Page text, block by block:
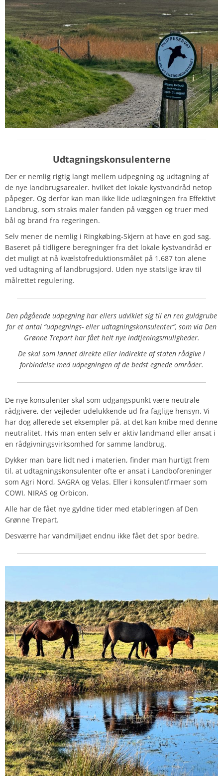
Udtagningskonsulenterne
Der er nemlig rigtig langt mellem udpegning og udtagning af
de nye landbrugsarealer. hvilket det lokale kystvandråd netop
påpeger. Og derfor kan man ikke lide udlægningen fra Effektivt
Landbrug, som straks maler fanden på væggen og truer med
bål og brand fra regeringen.
Selv mener de nemlig i Ringkøbing-Skjern at have en god sag.
Baseret på tidligere beregninger fra det lokale kystvandråd er
det muligt at nå kvælstofreduktionsmålet på 1.687 ton alene
ved udtagning af landbrugsjord. Uden nye statslige krav til
målrettet regulering.
Den pågående udpegning har ellers udviklet sig til en ren guldgrube
for et antal “udpegnings- eller udtagningskonsulenter”, som via Den
Grønne Trepart har fået helt nye indtjeningsmuligheder.
De skal som lønnet direkte eller indirekte af staten rådgive i
forbindelse med udpegningen af de bedst egnede områder.
De nye konsulenter skal som udgangspunkt være neutrale
rådgivere, der vejleder udelukkende ud fra faglige hensyn. Vi
har dog allerede set eksempler på, at det kan knibe med denne
neutralitet. Hvis man enten selv er aktiv landmand eller ansat i
en rådgivningsvirksomhed for samme landbrug.
Dykker man bare lidt ned i materien, finder man hurtigt frem
til, at udtagningskonsulenter ofte er ansat i Landboforeninger
som Agri Nord, SAGRA og Velas. Eller i konsulentfirmaer som
COWI, NIRAS og Orbicon.
Alle har de fået nye gyldne tider med etableringen af Den
Grønne Trepart.
Desværre har vandmiljøet endnu ikke fået det spor bedre.